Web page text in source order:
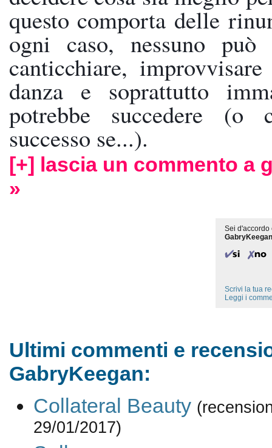
questo comporta delle
ogni caso, nessuno
canticchiare,
danza e soprattutto
potrebbe succedere (o
successo se...).
[+] lascia un commento a
»
Sei d'accordo
Scrivi la tua
Leggi i
Ultimi commenti e
GabryKeegan:
Collateral Beauty
29/01/2017)